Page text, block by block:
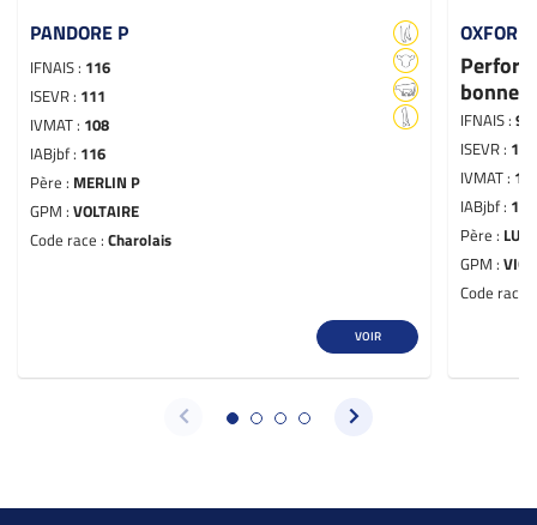
PANDORE P
IFNAIS : 116
ISEVR : 111
IVMAT : 108
IABjbf : 116
Père : MERLIN P
GPM : VOLTAIRE
Code race : Charolais
VOIR
OXFORD
bonne
IFNAIS :97
ISEVR : 120
IVMAT :
IABjbf : 121
Père :
GPM :
Code race